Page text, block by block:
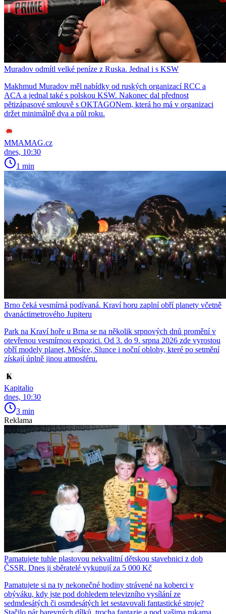
Muradov odmítl velké peníze z Ruska. Jednal i s KSW
Makhmud Muradov měl nabídky od ruských organizací RCC a
ACA a jednal také s polskou KSW. Nakonec dal přednost
pětizápasové smlouvě s OKTAGONem, která ho má v organizaci
držet minimálně dva a půl roku.
MMAMAG.cz
dnes, 10:30
1 min
Brno čeká vesmírná podívaná. Kraví horu zaplní obří planety včetně
dvanáctimetrového Jupiteru
Park na Kraví hoře u Brna se na několik srpnových dnů promění v
otevřenou vesmírnou expozici. Od 3. do 9. srpna 2026 zde vyrostou
obří modely planet, Měsíce, Slunce i noční oblohy, které po setmění
získají úplně jinou atmosféru.
Kapitalio
dnes, 10:30
3 min
Reklama
Pamatujete tuhle plastovou nekvalitní dětskou stavebnici z dob
ČSSR. Dnes ji sběratelé vykupují za 5 000 Kč
Pamatujete si na ty nekonečné hodiny strávené na koberci v
obýváku, kdy jste pod dohledem televizního vysílání ze
sedmdesátých či osmdesátých let sestavovali fantastické stroje?